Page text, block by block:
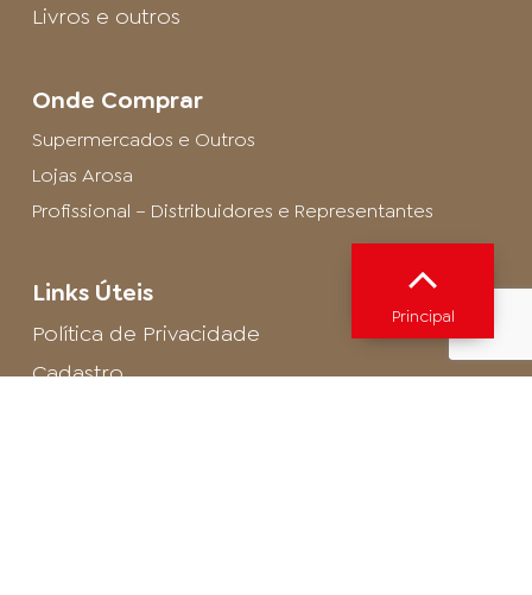
Livros e outros
Onde Comprar
Supermercados e Outros
Lojas Arosa
Profissional – Distribuidores e Representantes
Links Úteis
Política de Privacidade
Cadastro
Principal